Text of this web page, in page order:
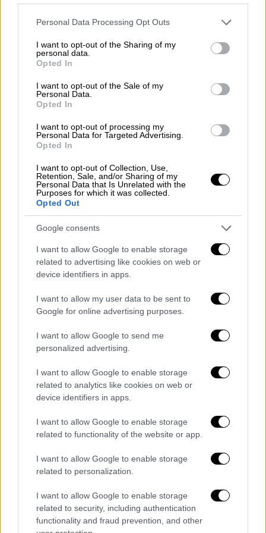
Please note that this website/app uses one or more Google
not limited to your visit or usage behaviour. You may click to
grant or deny consent to Google and its third-party tags to
use your data for below specified purposes in below Google
consent section.
Personal Data Processing Opt Outs
I want to opt-out of the Sharing of my
personal data.
Opted In
I want to opt-out of the Sale of my
Personal Data.
Opted In
I want to opt-out of processing my
Personal Data for Targeted Advertising.
Opted In
I want to opt-out of Collection, Use,
Retention, Sale, and/or Sharing of my
Personal Data that Is Unrelated with the
Purposes for which it was collected.
Opted Out
Google consents
I want to allow Google to enable storage
related to advertising like cookies on web or
device identifiers in apps.
I want to allow my user data to be sent to
Google for online advertising purposes.
I want to allow Google to send me
personalized advertising.
I want to allow Google to enable storage
related to analytics like cookies on web or
device identifiers in apps.
I want to allow Google to enable storage
related to functionality of the website or app.
I want to allow Google to enable storage
related to personalization.
I want to allow Google to enable storage
related to security, including authentication
functionality and fraud prevention, and other
περίπου 15 λεπτά από τον αγωνιστικό χώρο,
διαμαρτυρόμενοι για την απόφαση
καταλογισμού πέναλτι υπέρ του Μαρόκου κι
ενώ είχε προηγηθεί η ακύρωση ενός γκολ
της Σενεγάλης. Μετά την επιστροφή τους, ο
Μπραχίμ Ντίαθ αστόχησε από τα έντεκα
παράταση, όπου ο Πάπε Γκεΐγ σημείωσε το
γκολ που, μέχρι την απόφαση της CAF, χάριζε
τον τίτλο στη Σενεγάλη.
«Καμία νομική υπόσταση»
Η αντίδραση της σενεγαλέζικης πλευράς
ήταν άμεση και έντονη. Ο γενικός
γραμματέας της ομοσπονδίας, Αμπντουλαγέ
Σεντού Σο, δήλωσε στη δημόσια τηλεόραση
της χώρας: «Πρόκειται για παρωδία. Αυτή η
απόφαση δεν βασίζεται σε τίποτα. Δεν έχει
καμία νομική υπόσταση. Ο πρόεδρος της
νομικούς μας, θα κινηθούμε προς τις
αρμόδιες αρχές και θα προσφύγουμε στο
Διαιτητικό Δικαστήριο Αθλητισμού, το
οποίο θα πάρει και την τελική απόφαση».
Χαρακτήρισε την εξέλιξη «ντροπή για την
Αφρική», ξεκαθαρίζοντας πως η Σενεγάλη
δεν πρόκειται να υποχωρήσει: «Δεν θα
κάνουμε πίσω. Ο λαός της Σενεγάλης δεν
πρέπει να έχει καμία αμφιβολία. Η αλήθεια
είναι με το μέρος μας, ο νόμος είναι με το
μέρος μας».
Αξίζει να σημειωθεί ότι σε πρώτο βαθμό η